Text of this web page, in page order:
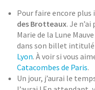
Pour faire encore plus
des Brotteaux. Je
Marie de la Lune
dans son billet
Lyon. À voir si vous
Catacombes de Paris.
Un jour, j’aurai le